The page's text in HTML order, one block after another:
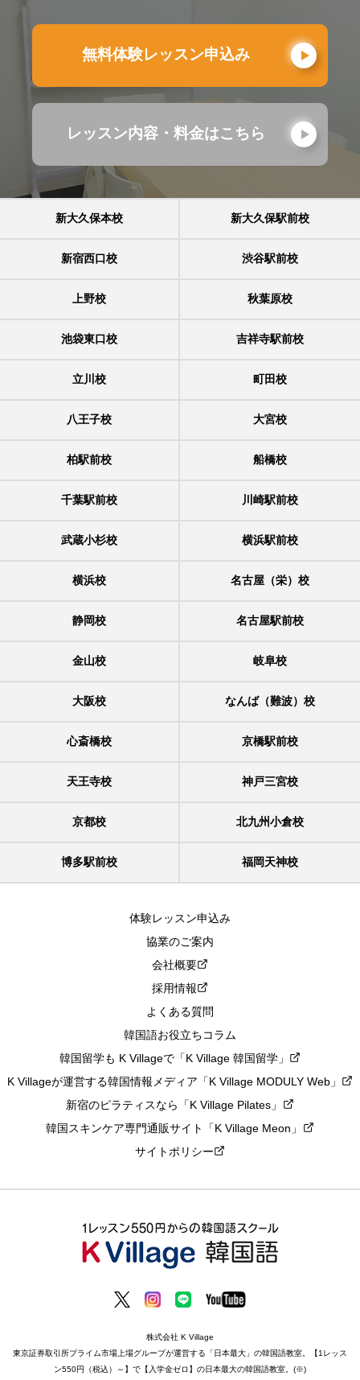
無料体験レッスン申込み
レッスン内容・料金はこちら
新大久保本校 新大久保駅前校
新宿西口校 渋谷駅前校
上野校 秋葉原校
池袋東口校 吉祥寺駅前校
立川校 町田校
八王子校 大宮校
柏駅前校 船橋校
千葉駅前校 川崎駅前校
武蔵小杉校 横浜駅前校
横浜校 名古屋（栄）校
静岡校 名古屋駅前校
金山校 岐阜校
大阪校 なんば（難波）校
心斎橋校 京橋駅前校
天王寺校 神戸三宮校
京都校 北九州小倉校
博多駅前校 福岡天神校
体験レッスン申込み
協業のご案内
会社概要
採用情報
よくある質問
韓国語お役立ちコラム
韓国留学も K Villageで「K Village 韓国留学」
K Villageが運営する韓国情報メディア「K Village MODULY Web」
新宿のピラティスなら「K Village Pilates」
韓国スキンケア専門通販サイト「K Village Meon」
サイトポリシー
株式会社 K Village
東京証券取引所プライム市場上場グループが運営する「日本最大」の韓国語教室。【1レッス
ン550円（税込）～】で【入学金ゼロ】の日本最大の韓国語教室。(※)